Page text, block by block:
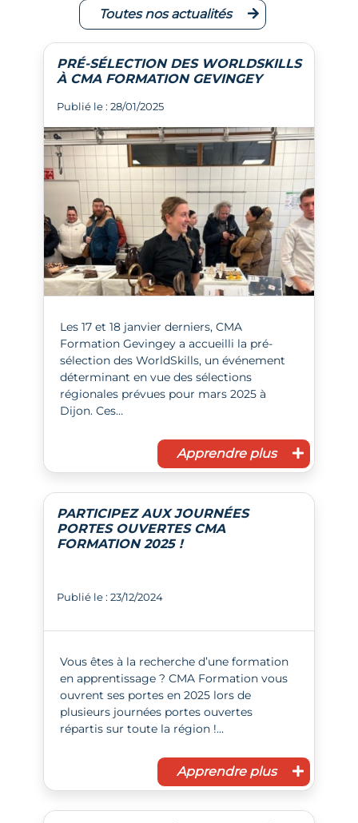
Toutes nos actualités
PRÉ-SÉLECTION DES WORLDSKILLS
À CMA FORMATION GEVINGEY
Publié le : 28/01/2025
Les 17 et 18 janvier derniers, CMA
Formation Gevingey a accueilli la pré-
sélection des WorldSkills, un événement
déterminant en vue des sélections
régionales prévues pour mars 2025 à
Dijon. Ces…
Apprendre plus
PARTICIPEZ AUX JOURNÉES
PORTES OUVERTES CMA
FORMATION 2025 !
Publié le : 23/12/2024
Vous êtes à la recherche d’une formation
en apprentissage ? CMA Formation vous
ouvrent ses portes en 2025 lors de
plusieurs journées portes ouvertes
répartis sur toute la région !…
Apprendre plus